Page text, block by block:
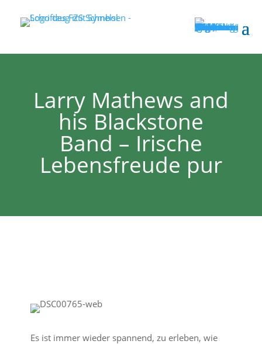
Larry Mathews and
his Blackstone
Band – Irische
Lebensfreude pur
Es ist immer wieder spannend, zu erleben, wie